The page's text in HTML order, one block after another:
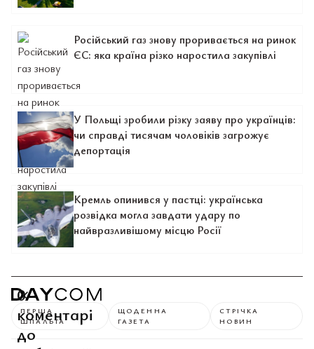
Російський газ знову проривається на ринок
ЄС: яка країна різко наростила закупівлі
У Польщі зробили різку заяву про українців:
чи справді тисячам чоловіків загрожує
депортація
Кремль опинився у пастці: українська
розвідка могла завдати удару по
найвразливішому місцю Росії
0
коментарі
до
ПЕРША
ШПАЛЬТА
ЩОДЕННА
ГАЗЕТА
СТРІЧКА
НОВИН